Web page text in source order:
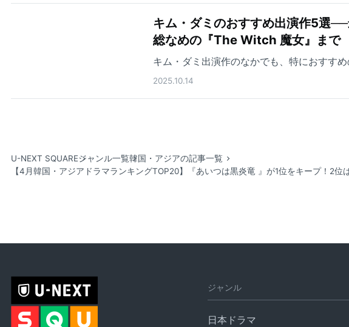
キム・ダミのおすすめ出演作5選
総なめの『The Witch 魔女』まで
キム・ダミ出演作のなかでも、特におすす
2025.10.14
U-NEXT SQUAREジャンル一覧韓国・アジアの記事一覧
【4月韓国・アジアドラマランキングTOP20】『あいつは黒炎竜 』が1位をキープ！2位
ジャンル
日本ドラマ